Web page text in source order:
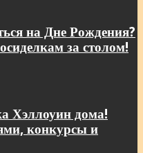
на Дне Рождения?
за столом!
Хэллоуин дома!
конкурсы и